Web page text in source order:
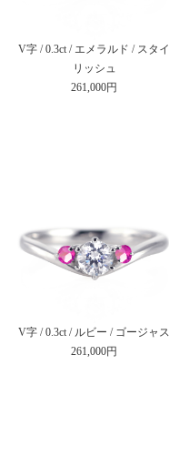
V字 / 0.3ct / エメラルド / スタイ
リッシュ
261,000円
V字 / 0.3ct / ルビー / ゴージャス
261,000円